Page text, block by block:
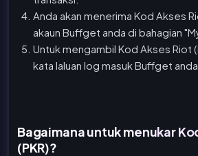
Anda akan menerima Kod Akses
akaun Buffget anda di bahagian
Untuk mengambil Kod Akses Riot
kata laluan log masuk Buffget anda
Bagaimana untuk menukar
(PKR)?